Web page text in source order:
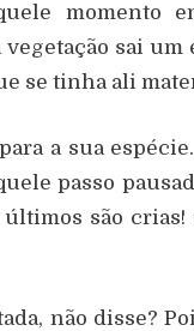
momento
sai um
se tinha ali
a sua
passo
são
não disse?